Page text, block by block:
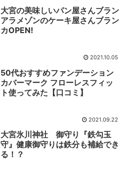
大宮の美味しいパン屋さんブラン
アラメゾンのケーキ屋さんブラン
カOPEN!
2021.10.05
50代おすすめファンデーション
カバーマーク フローレスフィッ
ト使ってみた【口コミ】
2021.09.22
大宮氷川神社 御守り『鉄勾玉
守』健康御守りは鉄分も補給でき
る！？